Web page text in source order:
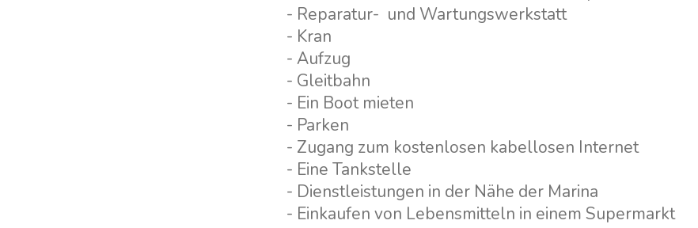
- Reparatur- und Wartungswerkstatt
- Kran
- Aufzug
- Gleitbahn
- Ein Boot mieten
- Parken
- Zugang zum kostenlosen kabellosen Internet
- Eine Tankstelle
- Dienstleistungen in der Nähe der Marina
- Einkaufen von Lebensmitteln in einem Supermarkt
Motorkatamarane
Yachtcharter mit Skipper
Yacht-Investition
Valovie -
Fernsegelassistent
Bali Katamarane zur
Charter
Biograd na Moru
Istrien Segelregion
Segelregion Kvarner